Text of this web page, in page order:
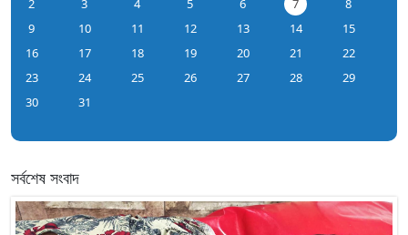
2
3 4 5 6 7
8
9
10 11 12 13 14
15
16
17 18 19 20 21
22
23
24 25 26 27 28
29
30
31
সর্বশেষ সংবাদ